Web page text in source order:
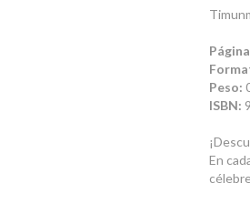
Peso:
ISBN:
En